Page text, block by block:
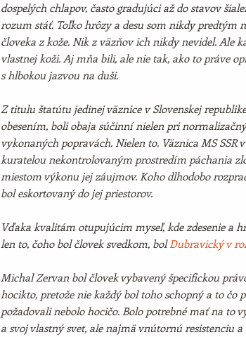
dospelých chlapov, často gradujúci až do stavov
rozum stáť. Toľko hrôzy a desu som nikdy predtým
človeka z kože. Nik z väzňov ich nikdy nevidel. Ale
vlastnej koži. Aj mňa bili, ale nie tak, ako to práve
s hlbokou jazvou na duši.
Z titulu štatútu jedinej väznice v Slovenskej
obesením, boli obaja súčinní nielen pri
vykonaných popravách. Nielen to. Väznica MS SSR
kuratelou nekontrolovaným prostredím páchania
miestom výkonu jej záujmov. Koho dlhodobo
bol eskortovaný do jej priestorov.
Vďaka kvalitám otupujúcim myseľ, kde zdesenie a
len to, čoho bol človek svedkom, bolDubravický v
Michal Zervan bol človek vybavený špecifickou
hocikto, pretože nie každý bol toho schopný a to čo
požadovali nebolo hocičo. Bolo potrebné mať na to
a svoj vlastný svet, ale najmä vnútornú resistenciu